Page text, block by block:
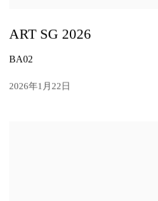
ART SG 2026
BA02
2026年1月22日